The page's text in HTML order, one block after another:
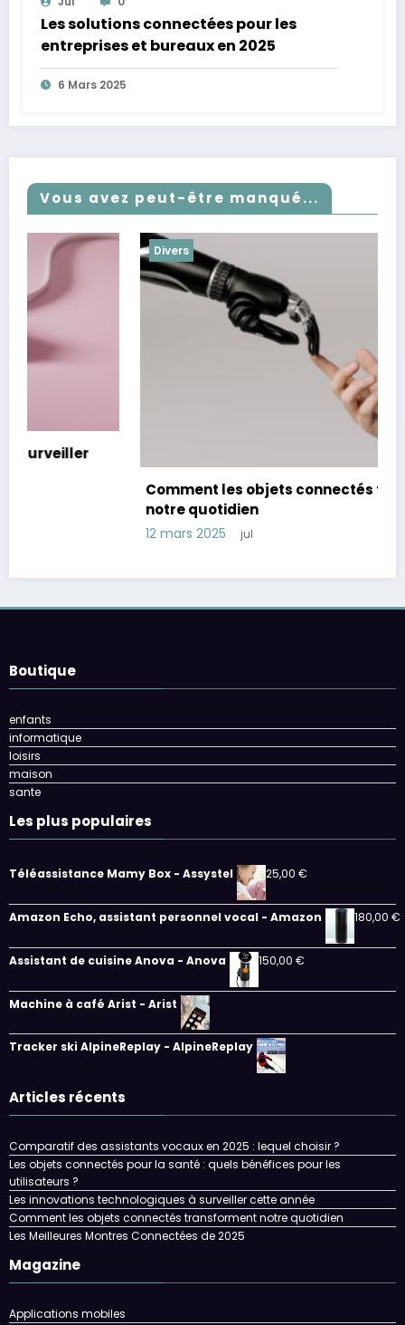
Les solutions connectées pour les
entreprises et bureaux en 2025
6 Mars 2025
Vous avez peut-être manqué...
Divers
Comment les objets connectés transforment
notre quotidien
jul
Boutique
enfants
informatique
loisirs
maison
sante
Les plus populaires
Téléassistance Mamy Box - Assystel 25,00 €
Amazon Echo, assistant personnel vocal - Amazon 180,00 €
Assistant de cuisine Anova - Anova 150,00 €
Machine à café Arist - Arist
Tracker ski AlpineReplay - AlpineReplay
Articles récents
Comparatif des assistants vocaux en 2025 : lequel choisir ?
Les objets connectés pour la santé : quels bénéfices pour les
utilisateurs ?
Les innovations technologiques à surveiller cette année
Comment les objets connectés transforment notre quotidien
Les Meilleures Montres Connectées de 2025
Magazine
Applications mobiles